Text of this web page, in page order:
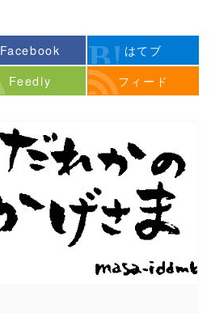
Facebook
はてブ
Feedly フィード